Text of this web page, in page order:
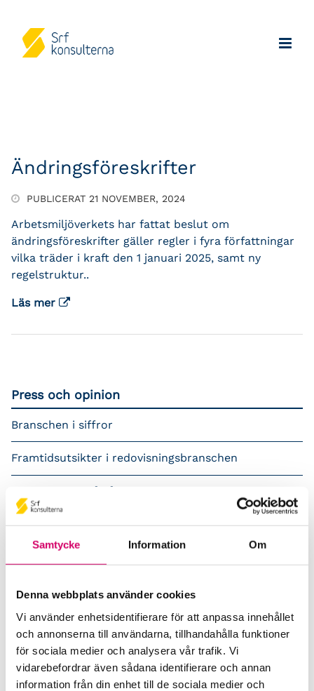
Samtycke Information Om
Denna webbplats använder cookies
Vi använder enhetsidentifierare för att anpassa innehållet
och annonserna till användarna, tillhandahålla funktioner
för sociala medier och analysera vår trafik. Vi
vidarebefordrar även sådana identifierare och annan
information från din enhet till de sociala medier och
Ändringsföreskrifter
PUBLICERAT 21 NOVEMBER, 2024
Arbetsmiljöverkets har fattat beslut om
ändringsföreskrifter gäller regler i fyra författningar
vilka träder i kraft den 1 januari 2025, samt ny
regelstruktur..
Läs mer
Press och opinion
Branschen i siffror
Framtidsutsikter i redovisningsbranschen
Prenumerera på våra nyhetsbrev
Pressrum
Remisser
Samverkan med myndigheter och organisationer
Srf Fokusrapport 2024 – insikter för hållbart
företagande